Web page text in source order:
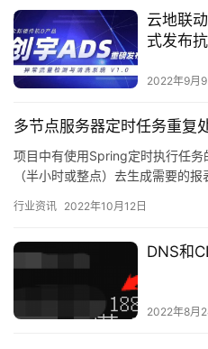
云地联
式发布
2022年9月9
多节点服务器定时任务重复
项目中有使用Spring定时执行任
（半小时或整点）去生成需要的
行业资讯 2022年10月12日
DNS和
2022年8月